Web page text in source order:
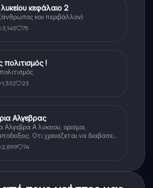
κεφάλαιο 2
και περιβάλλον)
3,145 75
πολιτισμός !
1,332 23
Αλγεβρας
Α λυκειου, ορισμοι,
Οτι χρειαζεται να διαβασεις
κομματι της αλγεβρας.
2,899 74